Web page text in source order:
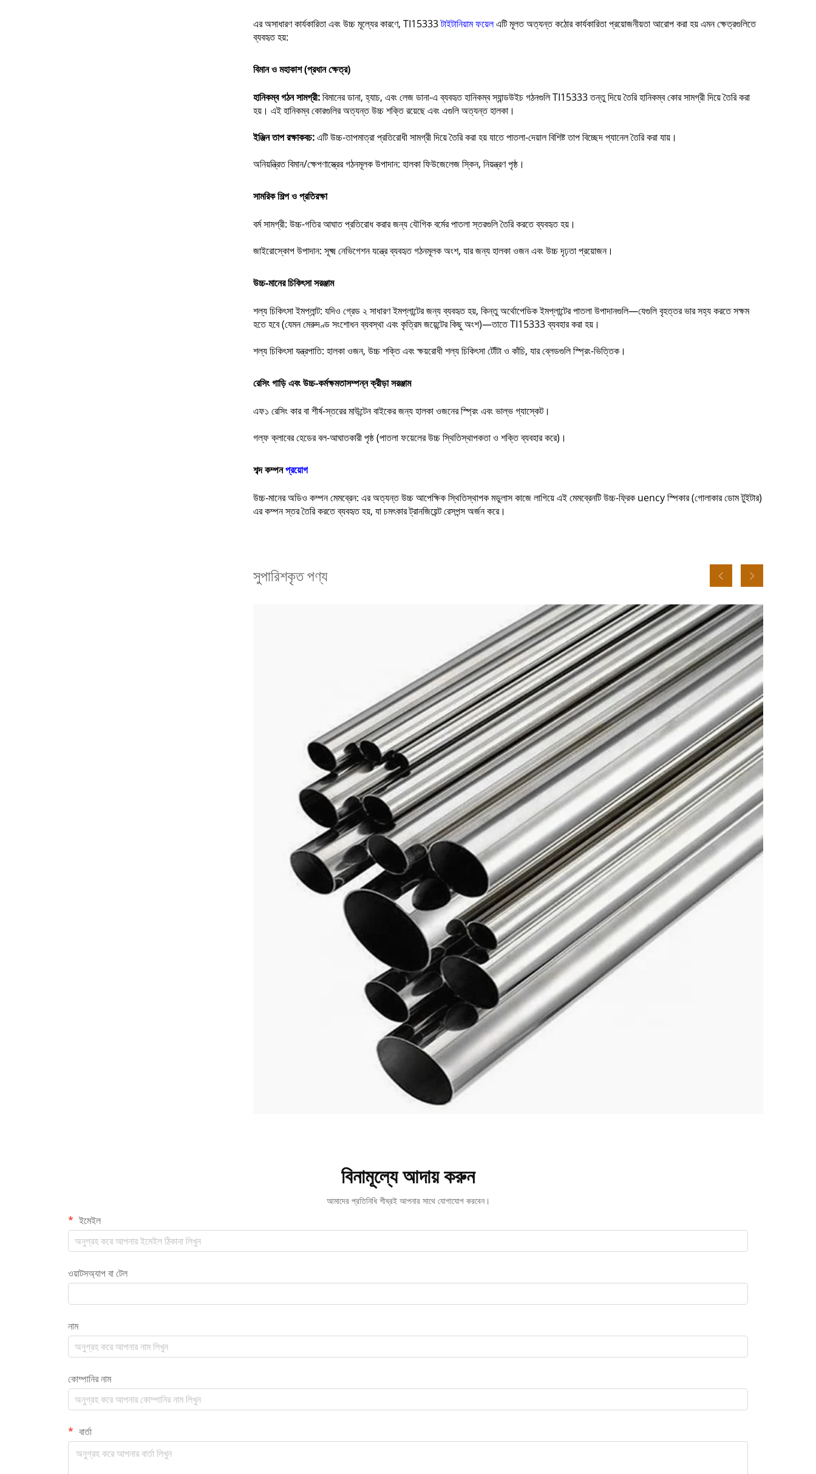
এর অসাধারণ কার্যকারিতা এবং উচ্চ মূল্যের কারণে, TI15333টাইটানিয়াম ফয়েলএটি মূলত অত্যন্ত কঠোর কার্যকারিতা প্রয়োজনীয়তা আরোপ করা হয় এমন ক্ষেত্রগুলিতে
ব্যবহৃত হয়:
বিমান ও মহাকাশ (প্রধান ক্ষেত্র)
হানিকম্ব গঠন সামগ্রী:বিমানের ডানা, হ্যাচ, এবং লেজ ডানা-এ ব্যবহৃত হানিকম্ব স্যান্ডউইচ গঠনগুলি TI15333 তন্তু দিয়ে তৈরি হানিকম্ব কোর সামগ্রী দিয়ে তৈরি করা
হয়। এই হানিকম্ব কোরগুলির অত্যন্ত উচ্চ শক্তি রয়েছে এবং এগুলি অত্যন্ত হালকা।
ইঞ্জিন তাপ রক্ষাকবচ:এটি উচ্চ-তাপমাত্রা প্রতিরোধী সামগ্রী দিয়ে তৈরি করা হয় যাতে পাতলা-দেয়াল বিশিষ্ট তাপ বিচ্ছেদ প্যানেল তৈরি করা যায়।
অনিয়ন্ত্রিত বিমান/ক্ষেপণাস্ত্রের গঠনমূলক উপাদান: হালকা ফিউজেলেজ স্কিন, নিয়ন্ত্রণ পৃষ্ঠ।
সামরিক শিল্প ও প্রতিরক্ষা
বর্ম সামগ্রী: উচ্চ-গতির আঘাত প্রতিরোধ করার জন্য যৌগিক বর্মের পাতলা স্তরগুলি তৈরি করতে ব্যবহৃত হয়।
জাইরোস্কোপ উপাদান: সূক্ষ্ম নেভিগেশন যন্ত্রে ব্যবহৃত গঠনমূলক অংশ, যার জন্য হালকা ওজন এবং উচ্চ দৃঢ়তা প্রয়োজন।
উচ্চ-মানের চিকিৎসা সরঞ্জাম
শল্য চিকিৎসা ইমপ্লান্ট: যদিও গ্রেড ২ সাধারণ ইমপ্লান্টের জন্য ব্যবহৃত হয়, কিন্তু অর্থোপেডিক ইমপ্লান্টের পাতলা উপাদানগুলি—যেগুলি বৃহত্তর ভার সহ্য করতে সক্ষম
হতে হবে (যেমন মেরুদণ্ড সংশোধন ব্যবস্থা এবং কৃত্রিম জয়েন্টের কিছু অংশ)—তাতে TI15333 ব্যবহার করা হয়।
শল্য চিকিৎসা যন্ত্রপাতি: হালকা ওজন, উচ্চ শক্তি এবং ক্ষয়রোধী শল্য চিকিৎসা টোঁটা ও কাঁচি, যার ব্লেডগুলি স্প্রিং-ভিত্তিক।
রেসিং গাড়ি এবং উচ্চ-কর্মক্ষমতাসম্পন্ন ক্রীড়া সরঞ্জাম
এফ১ রেসিং কার বা শীর্ষ-স্তরের মাউন্টেন বাইকের জন্য হালকা ওজনের স্প্রিং এবং ভাল্ভ গ্যাস্কেট।
গল্ফ ক্লাবের হেডের বল-আঘাতকারী পৃষ্ঠ (পাতলা ফয়েলের উচ্চ স্থিতিস্থাপকতা ও শক্তি ব্যবহার করে)।
শব্দ কম্পনপ্রয়োগ
উচ্চ-মানের অডিও কম্পন মেমব্রেন: এর অত্যন্ত উচ্চ আপেক্ষিক স্থিতিস্থাপক মডুলাস কাজে লাগিয়ে এই মেমব্রেনটি উচ্চ-ফ্রিক uency স্পিকার (গোলাকার ডোম টুইটার)
এর কম্পন স্তর তৈরি করতে ব্যবহৃত হয়, যা চমৎকার ট্রানজিয়েন্ট রেসপন্স অর্জন করে।
সুপারিশকৃত পণ্য
বিনামূল্যে আদায় করুন
আমাদের প্রতিনিধি শীঘ্রই আপনার সাথে যোগাযোগ করবেন।
ইমেইল
ওয়াটসঅ্যাপ বা টেল
নাম
কোম্পানির নাম
বার্তা